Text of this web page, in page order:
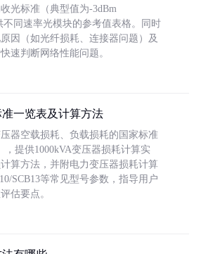
光标准（典型值为-3dBm
不同速率光模块的参考值表格。同时
因（如光纤损耗、连接器问题）及
速判断网络性能问题。
一览表及计算方法
器空载损耗、负载损耗的国家标准
，提供1000kVA变压器损耗计算实
算方法，并附电力变压器损耗计算
SCB13等常见型号参数，指导用户
估要点。